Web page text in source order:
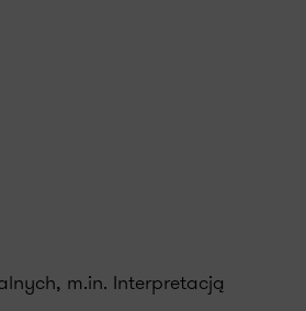
m.in. Interpretacją